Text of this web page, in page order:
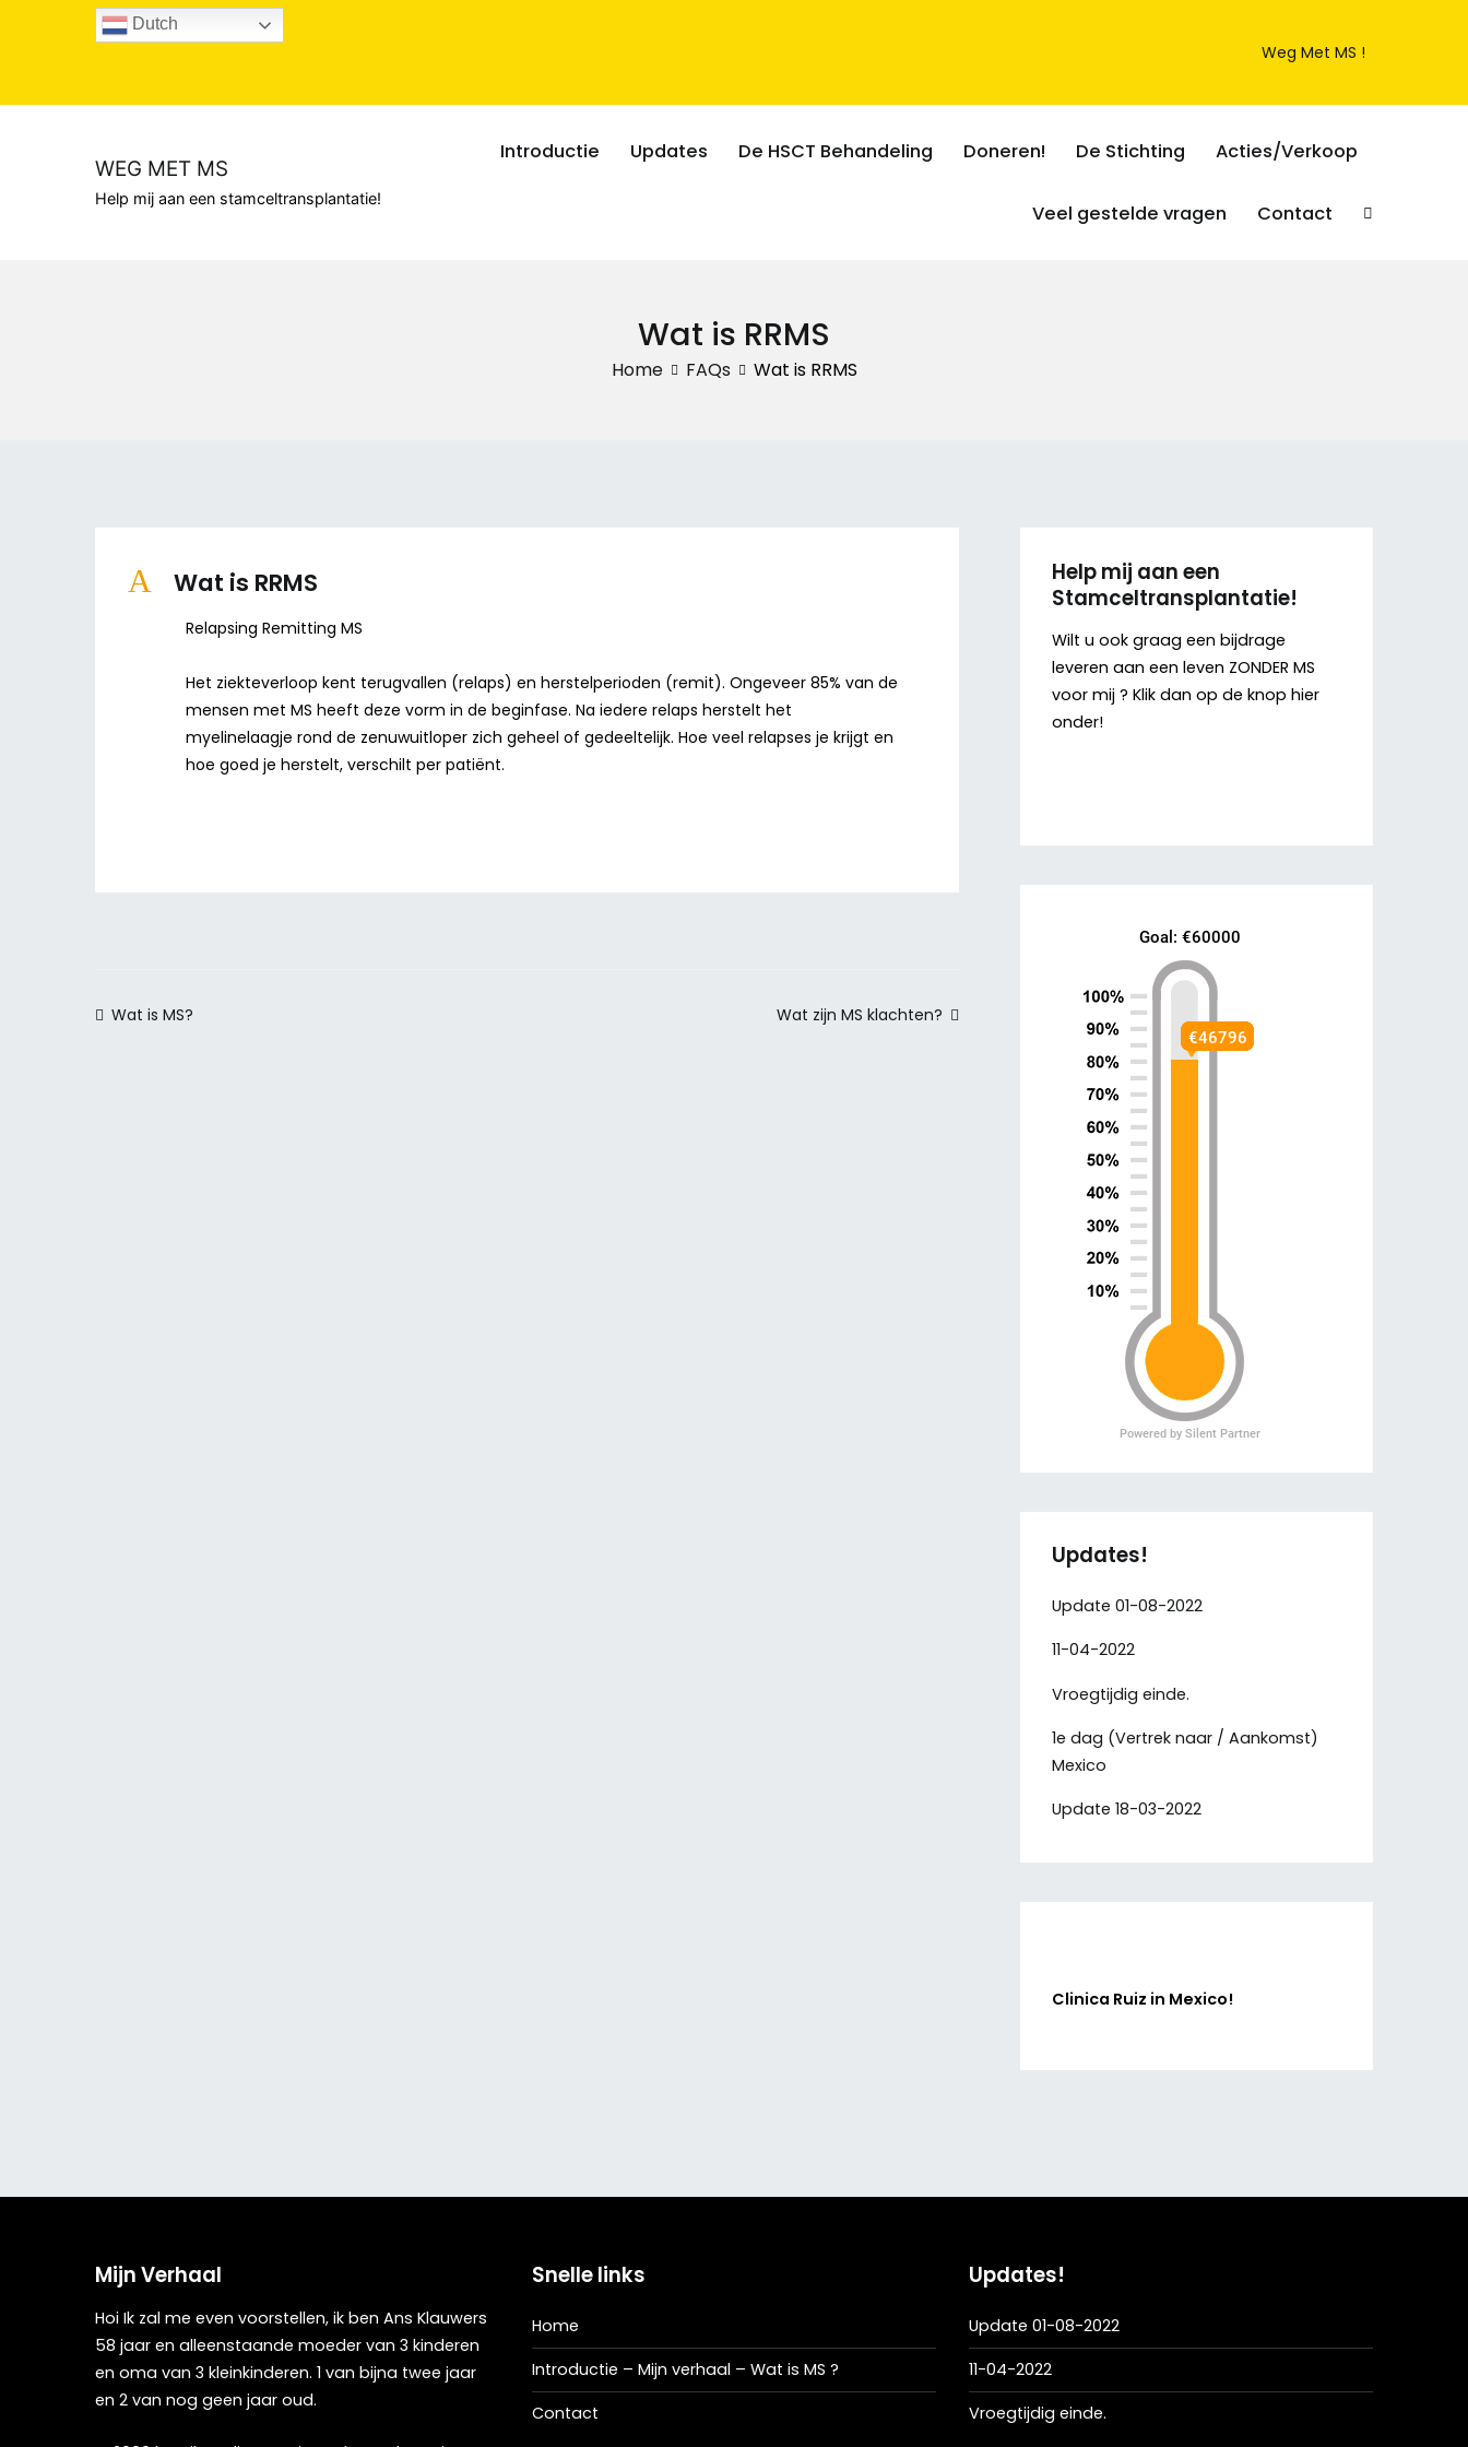
Dutch
Weg Met MS !
WEG MET MS
Help mij aan een stamceltransplantatie!
Introductie Updates De HSCT Behandeling Doneren! De Stichting Acties/Verkoop
Veel gestelde vragen Contact
Wat is RRMS
Home FAQs Wat is RRMS
A Wat is RRMS
Relapsing Remitting MS
Het ziekteverloop kent terugvallen (relaps) en herstelperioden (remit). Ongeveer 85% van de
mensen met MS heeft deze vorm in de beginfase. Na iedere relaps herstelt het
myelinelaagje rond de zenuwuitloper zich geheel of gedeeltelijk. Hoe veel relapses je krijgt en
hoe goed je herstelt, verschilt per patiënt.
Berichtnavigatie
Wat is MS? Wat zijn MS klachten?
Help mij aan een
Stamceltransplantatie!
Wilt u ook graag een bijdrage
leveren aan een leven ZONDER MS
voor mij ? Klik dan op de knop hier
onder!
Updates!
Update 01-08-2022
11-04-2022
Vroegtijdig einde.
1e dag (Vertrek naar / Aankomst)
Mexico
Update 18-03-2022
Clinica Ruiz in Mexico!
Mijn Verhaal
Hoi Ik zal me even voorstellen, ik ben Ans Klauwers
58 jaar en alleenstaande moeder van 3 kinderen
en oma van 3 kleinkinderen. 1 van bijna twee jaar
en 2 van nog geen jaar oud.
Snelle links
Home
Introductie – Mijn verhaal – Wat is MS ?
Contact
Updates!
Update 01-08-2022
11-04-2022
Vroegtijdig einde.